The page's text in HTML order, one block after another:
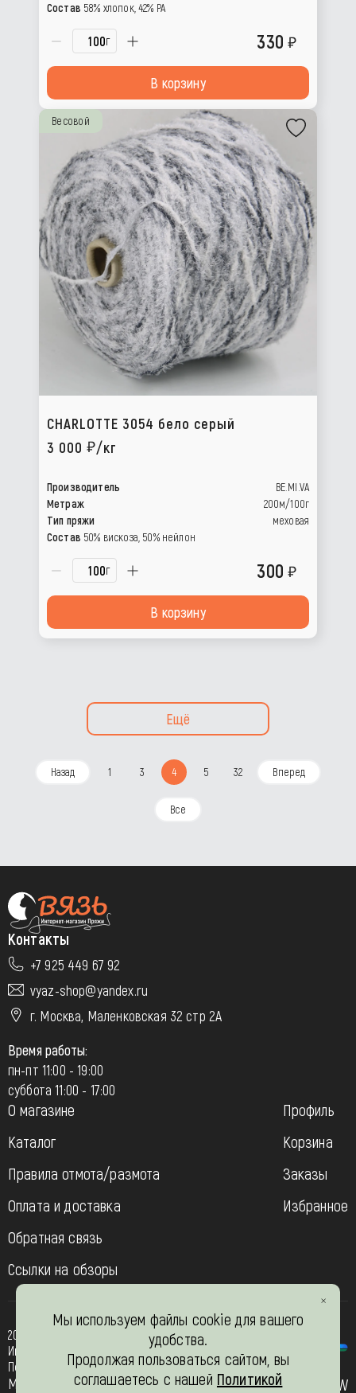
Состав 58% хлопок, 42% РА
г 330
В корзину
Весовой
CHARLOTTE 3054 бело серый
3 000
/кг
Производитель
BE.MI.VA
Метраж
200м/100г
Тип пряжи
меховая
Состав 50% вискоза, 50% нейлон
г 300
В корзину
Ещё
Назад 1 3 4 5 32 Вперед
Все
Контакты
+7 925 449 67 92
vyaz-shop@yandex.ru
г. Москва, Маленковская 32 стр 2А
Время работы:
пн-пт 11:00 - 19:00
суббота 11:00 - 17:00
О магазине
Каталог
Правила отмота/размота
Оплата и доставка
Обратная связь
Ссылки на обзоры
Профиль
Корзина
Заказы
Избранное
2013-2026
Интернет- магазин “Вязь-шоп”
Политика конфиденциальности
Мы в соц. сетях JW
Мы используем файлы cookie для вашего
удобства.
Продолжая пользоваться сайтом, вы
соглашаетесь с нашей Политикой